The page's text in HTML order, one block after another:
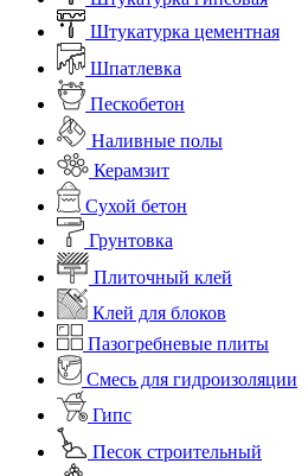
Штукатурка цементная
Шпатлевка
Пескобетон
Наливные полы
Керамзит
Сухой бетон
Грунтовка
Плиточный клей
Клей для блоков
Пазогребневые плиты
Смесь для гидроизоляции
Гипс
Песок строительный